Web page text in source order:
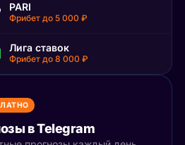
Матч завершён
PARI
Фрибет до 5 000 ₽
Лига ставок
Фрибет до 8 000 ₽
в Telegram